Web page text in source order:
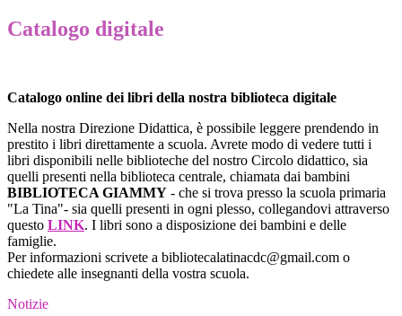
Catalogo digitale
Catalogo online dei libri della nostra biblioteca digitale
Nella nostra Direzione Didattica, è possibile leggere prendendo in
prestito i libri direttamente a scuola. Avrete modo di vedere tutti i
libri disponibili nelle biblioteche del nostro Circolo didattico, sia
quelli presenti nella biblioteca centrale, chiamata dai bambini
BIBLIOTECA GIAMMY - che si trova presso la scuola primaria
"La Tina"- sia quelli presenti in ogni plesso, collegandovi attraverso
questo LINK. I libri sono a disposizione dei bambini e delle
famiglie.
Per informazioni scrivete a bibliotecalatinacdc@gmail.com o
chiedete alle insegnanti della vostra scuola.
Notizie